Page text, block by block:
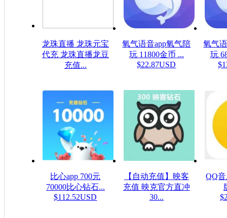
龙珠直播 龙珠元宝
代充 龙珠直播龙豆
充值...
氧气语音app氧气陪
玩 11800金币 ...
$22.87USD
氧气
玩
比心app 700元
70000比心钻石...
$112.52USD
【自动充值】映客
充值 映克官方直冲
30...
QQ